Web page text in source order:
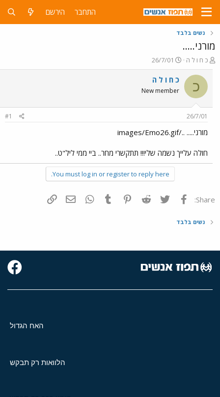
התחבר הירשם
נשים בלבד
מורני.....
פ
ו
ת
ח
ה
ש
א
כ ח ו ל ה
פ
ו
ר
ם
ר
י
26/7/01
כ כ ח ו ל ה
New member
26/7/01
#1
מורני..... ../images/Emo26.gif
חולה עלייך נשמה שלי!!! תתקשרי מחר.. ביי ממי ליל"ט..
You must log in or register to reply here.
Share: פייסבוק Twitter
Reddit
Pinterest
Tumblr
WhatsAppדואר אלקטרוני
נשים בלבד
האח הגדול
הלוואות רק תבקש